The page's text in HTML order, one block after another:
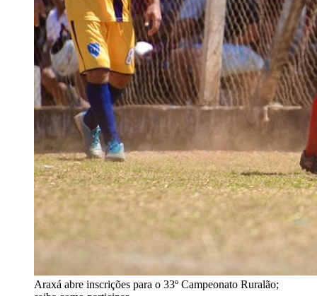
Araxá abre inscrições para o 33º Campeonato Ruralão;